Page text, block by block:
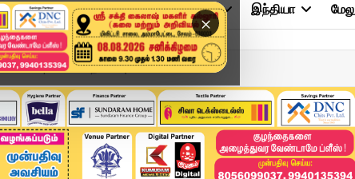
×
சினிமா அரசியல் விளையாட்டு இந்தியா
2026 | 11 மணி தலைப்புச...